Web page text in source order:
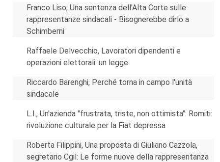
Franco Liso, Una sentenza dell'Alta Corte sulle
rappresentanze sindacali - Bisognerebbe dirlo a
Schimberni
Raffaele Delvecchio, Lavoratori dipendenti e
operazioni elettorali: un legge
Riccardo Barenghi, Perché torna in campo l'unità
sindacale
L.I., Un'azienda "frustrata, triste, non ottimista": Romiti:
rivoluzione culturale per la Fiat depressa
Roberta Filippini, Una proposta di Giuliano Cazzola,
segretario Cgil: Le forme nuove della rappresentanza